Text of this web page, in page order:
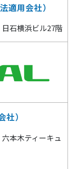
適用会社）
石横浜ビル27階
）
本木ティーキュ